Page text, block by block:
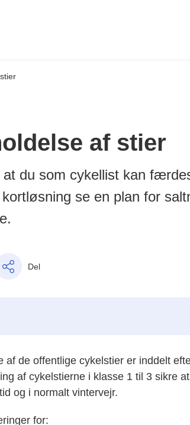
af stier
du som cykellist kan
se en plan for
Del
af de offentlige cykelstier er inddelt
af cykelstierne i klasse 1 til 3 sikre
og i normalt vintervejr.
for: